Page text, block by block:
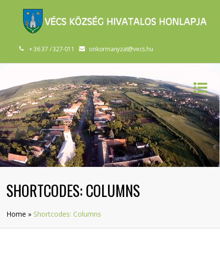
+ 36 37 / 327-011 onkormanyzat@vecs.hu
SHORTCODES: COLUMNS
Home » Shortcodes: Columns